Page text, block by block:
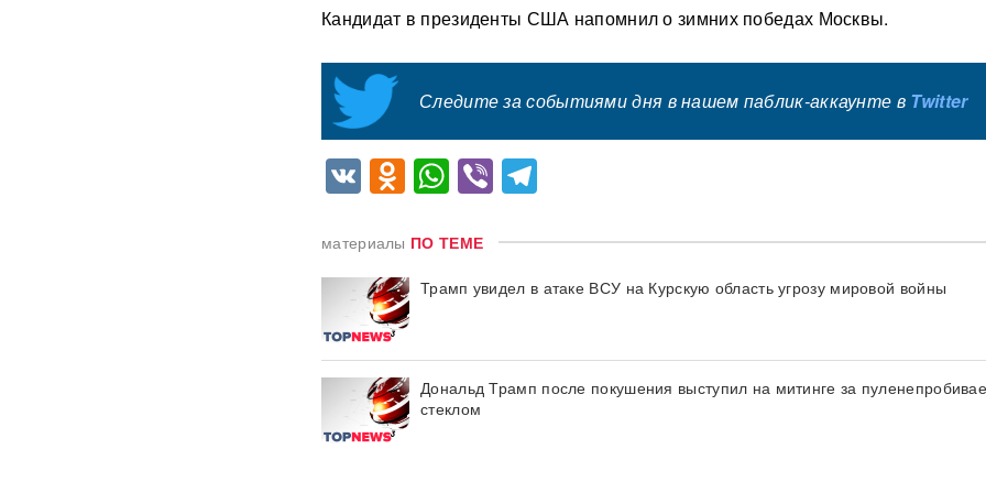
Кандидат в президенты США напомнил о зимних победах Москвы.
Следите за событиями дня в нашем паблик-аккаунте в Twitter
VKOdnoklassniki
WhatsApp
Viber
материалы ПО ТЕМЕ
Трамп увидел в атаке ВСУ на Курскую область угрозу мировой войны
Дональд Трамп после покушения выступил на митинге за
стеклом